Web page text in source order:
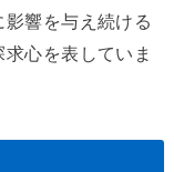
響を与え続ける
心を表していま